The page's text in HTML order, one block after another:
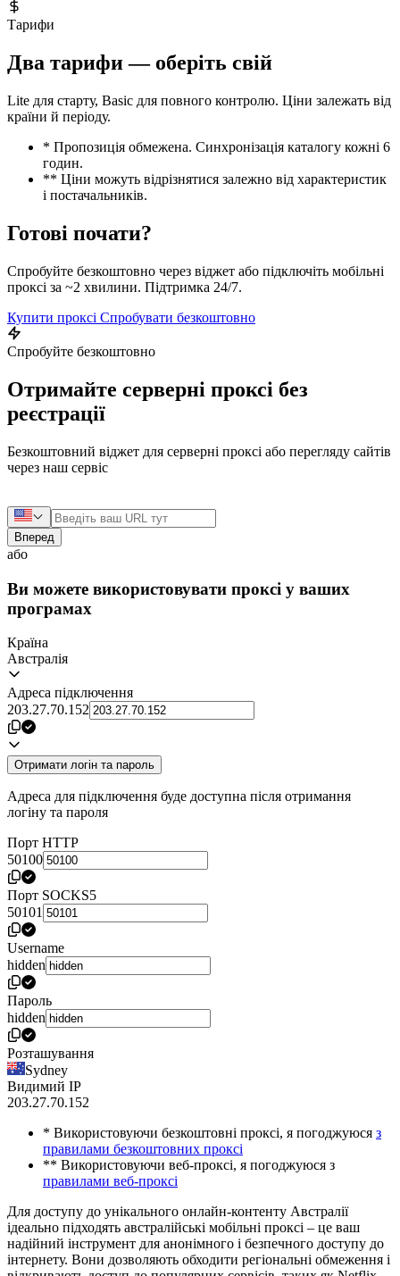
Тарифи
Два тарифи — оберіть свій
Lite для старту, Basic для повного контролю. Ціни залежать від
країни й періоду.
* Пропозиція обмежена. Синхронізація каталогу кожні 6
годин.
** Ціни можуть відрізнятися залежно від характеристик
і постачальників.
Готові почати?
Спробуйте безкоштовно через віджет або підключіть мобільні
проксі за ~2 хвилини. Підтримка 24/7.
Купити проксі Спробувати безкоштовно
Спробуйте безкоштовно
Отримайте серверні проксі без
реєстрації
Безкоштовний віджет для серверні проксі або перегляду сайтів
через наш сервіс
Вперед
або
Ви можете використовувати проксі у ваших
програмах
Країна
Австралія
Адреса підключення
203.27.70.152
Отримати логін та пароль
Адреса для підключення буде доступна після отримання
логіну та пароля
Порт HTTP
50100
Порт SOCKS5
50101
Username
hidden
Пароль
hidden
Розташування
Sydney
Видимий IP
203.27.70.152
* Використовуючи безкоштовні проксі, я погоджуюся з
правилами безкоштовних проксі
** Використовуючи веб-проксі, я погоджуюся з
правилами веб-проксі
Для доступу до унікального онлайн-контенту Австралії
ідеально підходять австралійські мобільні проксі – це ваш
надійний інструмент для анонімного і безпечного доступу до
інтернету. Вони дозволяють обходити регіональні обмеження і